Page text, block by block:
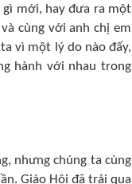
gì mới, hay đưa ra một
cùng với anh chị em
vì một lý do nào đấy,
hành với nhau trong
nhưng chúng ta cùng
Giáo Hội đã trải qua